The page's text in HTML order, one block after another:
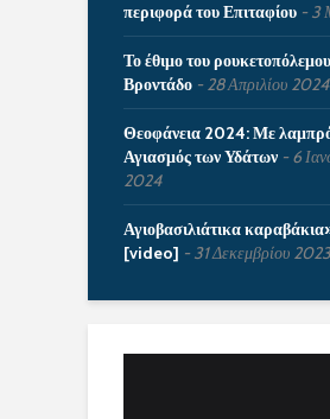
περιφορά του Επιταφίου
3
Το έθιμο του
Βροντάδο
28 Απριλίου 2024
Θεοφάνεια 2024: Με
Αγιασμός των Υδάτων
6
2024
Αγιοβασιλιάτικα
[video]
31 Δεκεμβρίου 2023